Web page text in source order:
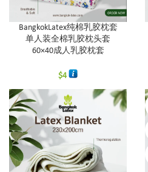
BangkokLatex纯棉乳胶枕套
单人装全棉乳胶枕头套
60×40成人乳胶枕套
$4